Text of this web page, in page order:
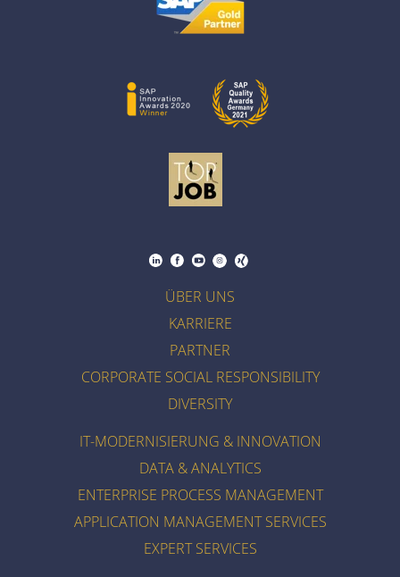
ÜBER UNS
KARRIERE
PARTNER
CORPORATE SOCIAL RESPONSIBILITY
DIVERSITY
IT-MODERNISIERUNG & INNOVATION
DATA & ANALYTICS
ENTERPRISE PROCESS MANAGEMENT
APPLICATION MANAGEMENT SERVICES
EXPERT SERVICES